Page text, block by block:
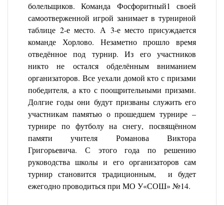
болельщиков. Команда Фосфоритный1 своей
самоотверженной игрой занимает в турнирной
таблице 2-е место. А 3-е место присуждается
команде Хорлово. Незаметно прошло время
отведённое под турнир. Из его участников
никто не остался обделённым вниманием
организаторов. Все уехали домой кто с призами
победителя, а кто с поощрительными призами.
Долгие годы они будут призваны служить его
участникам памятью о прошедшем турнире –
турнире по футболу на снегу, посвящённом
памяти учителя Романова Виктора
Григорьевича. С этого года по решению
руководства школы и его организаторов сам
турнир становится традиционным, и будет
ежегодно проводиться при МО У«СОШ» №14.